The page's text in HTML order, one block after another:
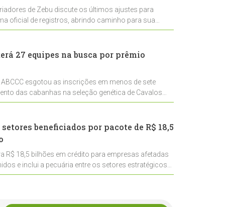
de Zebu discute os últimos ajustes para
oficial de registros, abrindo caminho para sua
27 equipes na busca por prêmio
esgotou as inscrições em menos de sete
das cabanhas na seleção genética de Cavalos
beneficiados por pacote de R$ 18,5
R$ 18,5 bilhões em crédito para empresas afetadas
e inclui a pecuária entre os setores estratégicos